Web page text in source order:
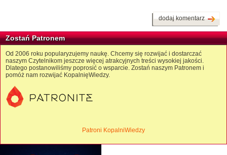
dodaj komentarz
Zostań Patronem
Od 2006 roku popularyzujemy naukę. Chcemy się rozwijać i dostarczać
naszym Czytelnikom jeszcze więcej atrakcyjnych treści wysokiej jakości.
Dlatego postanowiliśmy poprosić o wsparcie. Zostań naszym Patronem i
pomóż nam rozwijać KopalnięWiedzy.
Patroni KopalniWiedzy